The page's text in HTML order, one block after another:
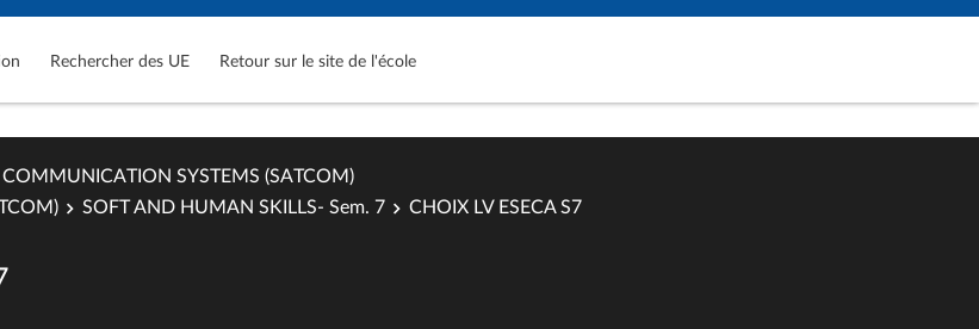
Rechercher des UE Retour sur le site de l'école
COMMUNICATION SYSTEMS (SATCOM)
SOFT AND HUMAN SKILLS- Sem. 7 CHOIX LV ESECA S7